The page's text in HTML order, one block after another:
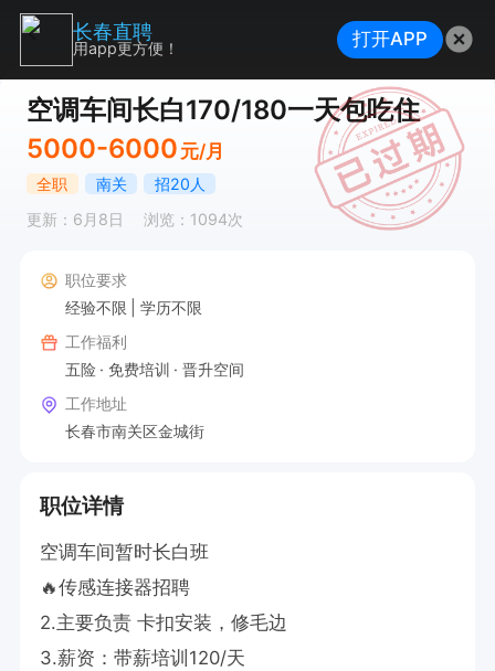
空调车间长白170/180一天包吃住
5000-6000 元/月
全职 南关
招20人
更新：6月8日
浏览：1094次
职位要求
经验不限
学历不限
工作福利
五险
免费培训
晋升空间
工作地址
长春市南关区金城街
职位详情
空调车间暂时长白班
🔥传感连接器招聘
2.主要负责 卡扣安装，修毛边
3.薪资：带薪培训120/天
长春直聘
用app更方便！ 打开APP